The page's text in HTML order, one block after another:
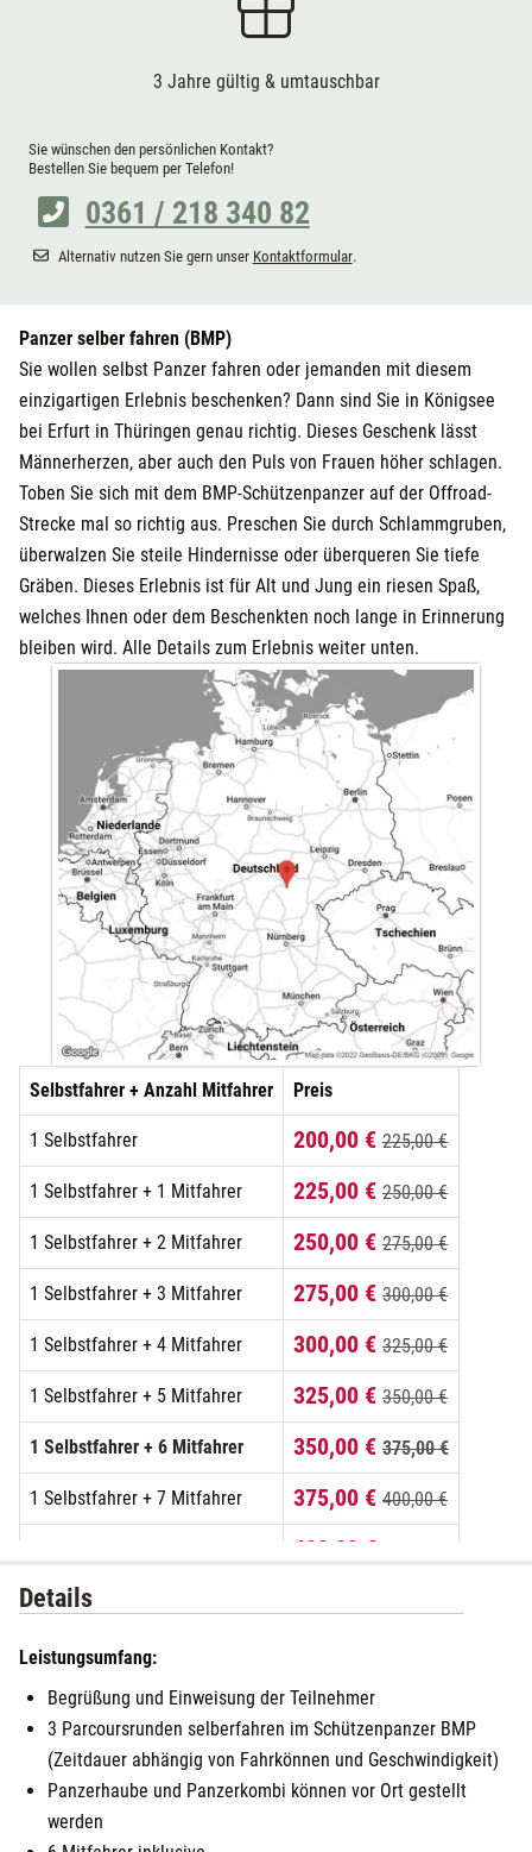
3 Jahre gültig & umtauschbar
Sie wünschen den persönlichen Kontakt?
Bestellen Sie bequem per Telefon!
0361 / 218 340 82
Alternativ nutzen Sie gern unser Kontaktformular.
Panzer selber fahren (BMP)
Sie wollen selbst Panzer fahren oder jemanden mit diesem
einzigartigen Erlebnis beschenken? Dann sind Sie in Königsee
bei Erfurt in Thüringen genau richtig. Dieses Geschenk lässt
Männerherzen, aber auch den Puls von Frauen höher schlagen.
Toben Sie sich mit dem BMP-Schützenpanzer auf der Offroad-
Strecke mal so richtig aus. Preschen Sie durch Schlammgruben,
überwalzen Sie steile Hindernisse oder überqueren Sie tiefe
Gräben. Dieses Erlebnis ist für Alt und Jung ein riesen Spaß,
welches Ihnen oder dem Beschenkten noch lange in Erinnerung
bleiben wird. Alle Details zum Erlebnis weiter unten.
Selbstfahrer + Anzahl Mitfahrer Preis
1 Selbstfahrer 200,00 € 225,00 €
1 Selbstfahrer + 1 Mitfahrer 225,00 € 250,00 €
1 Selbstfahrer + 2 Mitfahrer 250,00 € 275,00 €
1 Selbstfahrer + 3 Mitfahrer 275,00 € 300,00 €
1 Selbstfahrer + 4 Mitfahrer 300,00 € 325,00 €
1 Selbstfahrer + 5 Mitfahrer 325,00 € 350,00 €
1 Selbstfahrer + 6 Mitfahrer 350,00 € 375,00 €
1 Selbstfahrer + 7 Mitfahrer 375,00 € 400,00 €
400,00 €
Details
Leistungsumfang:
Begrüßung und Einweisung der Teilnehmer
3 Parcoursrunden selberfahren im Schützenpanzer BMP
(Zeitdauer abhängig von Fahrkönnen und Geschwindigkeit)
Panzerhaube und Panzerkombi können vor Ort gestellt
werden